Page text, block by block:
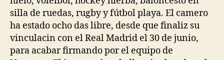
silla de ruedas, rugby y fútbol playa. El camero
ha estado ocho das libre, desde que finaliz su
vinculacin con el Real Madrid el 30 de junio,
para acabar firmando por el equipo de